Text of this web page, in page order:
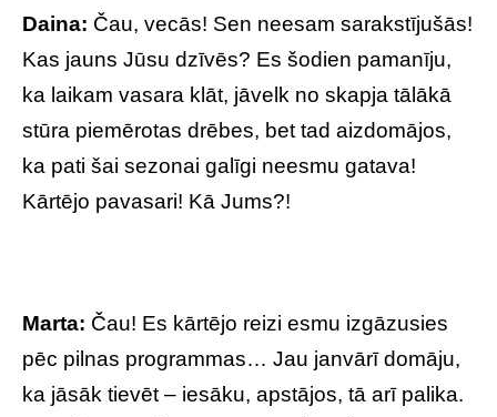
Daina: Čau, vecās! Sen neesam sarakstījušās!
Kas jauns Jūsu dzīvēs? Es šodien pamanīju,
ka laikam vasara klāt, jāvelk no skapja tālākā
stūra piemērotas drēbes, bet tad aizdomājos,
ka pati šai sezonai galīgi neesmu gatava!
Kārtējo pavasari! Kā Jums?!
Marta: Čau! Es kārtējo reizi esmu izgāzusies
pēc pilnas programmas… Jau janvārī domāju,
ka jāsāk tievēt – iesāku, apstājos, tā arī palika.